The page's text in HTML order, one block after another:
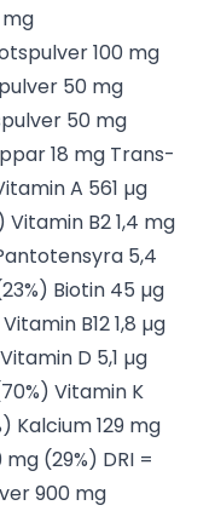
100 mg
50 mg
50 mg
18 mg Trans-
A 561 µg
Vitamin B2 1,4 mg
5,4
Biotin 45 µg
B12 1,8 µg
D 5,1 µg
Vitamin K
Kalcium 129 mg
mg (29%) DRI =
900 mg